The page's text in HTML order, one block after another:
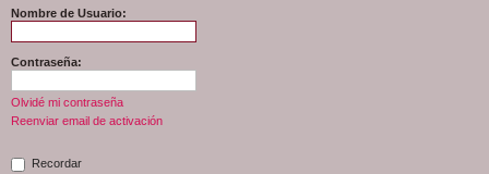
Nombre de Usuario:
Contraseña:
Olvidé mi contraseña
Reenviar email de activación
Recordar